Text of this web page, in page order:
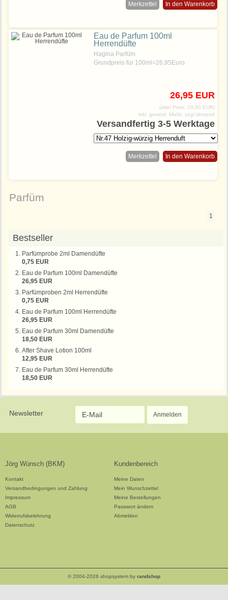
In den Warenkorb
Merkzettel
Eau de Parfum 100ml
Herrendüfte
Hagina Parfüm
Grundpreis für 100ml=26,95Euro
26,95 EUR
(alter Preis: 29,50 EUR)
inkl. gesetzl. MwSt. zzgl.Versand
Versandfertig 3-5 Werktage
In den Warenkorb
Merkzettel
Parfüm
1
Bestseller
Parfümprobe 2ml Damendüfte
0,75 EUR
Eau de Parfum 100ml Damendüfte
26,95 EUR
Parfümproben 2ml Herrendüfte
0,75 EUR
Eau de Parfum 100ml Herrendüfte
26,95 EUR
Eau de Parfum 30ml Damendüfte
18,50 EUR
After Shave Lotion 100ml
12,95 EUR
Eau de Parfum 30ml Herrendüfte
18,50 EUR
Newsletter
Jörg Wünsch (BKM)
Kontakt
Versandbedingungen und Zahlung
Impressum
AGB
Widerrufsbelehrung
Datenschutz
Kundenbereich
Meine Daten
Mein Wunschzettel
Meine Bestellungen
Passwort ändern
Abmelden
© 2004-2026 shopsystem by randshop